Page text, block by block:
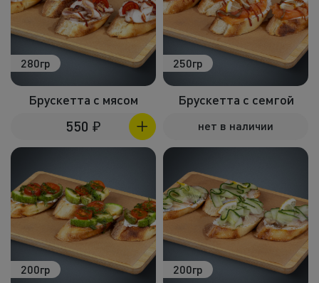
Фритюр
Напитки
280гр
Брускетта с мясом
550 ₽
250гр
Брускетта с семгой
нет в наличии
200гр 200гр